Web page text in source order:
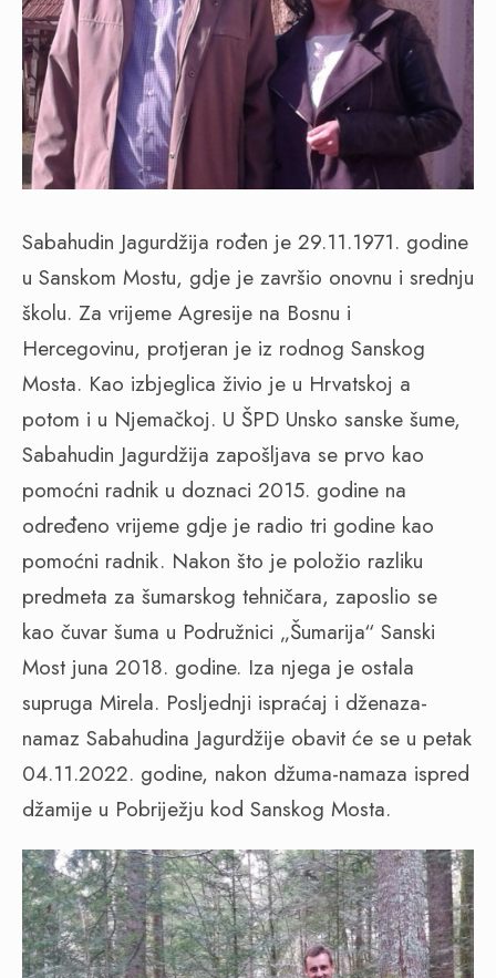
Sabahudin Jagurdžija rođen je 29.11.1971. godine
u Sanskom Mostu, gdje je završio onovnu i srednju
školu. Za vrijeme Agresije na Bosnu i
Hercegovinu, protjeran je iz rodnog Sanskog
Mosta. Kao izbjeglica živio je u Hrvatskoj a
potom i u Njemačkoj. U ŠPD Unsko sanske šume,
Sabahudin Jagurdžija zapošljava se prvo kao
pomoćni radnik u doznaci 2015. godine na
određeno vrijeme gdje je radio tri godine kao
pomoćni radnik. Nakon što je položio razliku
predmeta za šumarskog tehničara, zaposlio se
kao čuvar šuma u Podružnici „Šumarija“ Sanski
Most juna 2018. godine. Iza njega je ostala
supruga Mirela. Posljednji ispraćaj i dženaza-
namaz Sabahudina Jagurdžije obavit će se u petak
04.11.2022. godine, nakon džuma-namaza ispred
džamije u Pobriježju kod Sanskog Mosta.